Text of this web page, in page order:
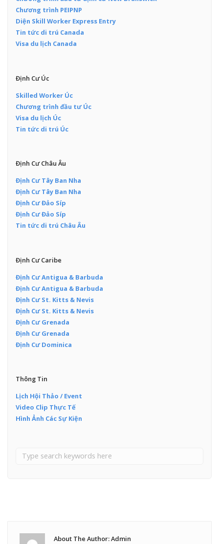
Chương trình PEIPNP
Diện Skill Worker Express Entry
Tin tức di trú Canada
Visa du lịch Canada
Định Cư Úc
Skilled Worker Úc
Chương trình đầu tư Úc
Visa du lịch Úc
Tin tức di trú Úc
Định Cư Châu Âu
Định Cư Tây Ban Nha
Định Cư Tây Ban Nha
Định Cư Đảo Síp
Định Cư Đảo Síp
Tin tức di trú Châu Âu
Định Cư Caribe
Định Cư Antigua & Barbuda
Định Cư Antigua & Barbuda
Định Cư St. Kitts & Nevis
Định Cư St. Kitts & Nevis
Định Cư Grenada
Định Cư Grenada
Định Cư Dominica
Thông Tin
Lịch Hội Thảo / Event
Video Clip Thực Tế
Hình Ảnh Các Sự Kiện
About The Author: Admin